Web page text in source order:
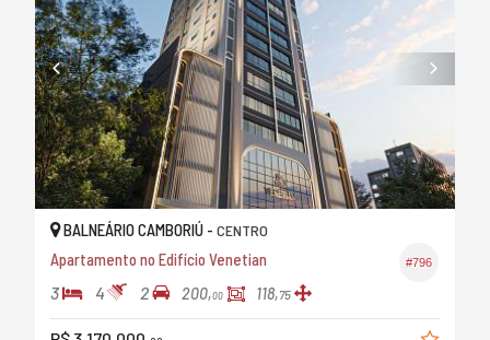
#796
BALNEÁRIO CAMBORIÚ - CENTRO
Apartamento no Edifício Venetian
3 4 2 200,00 118,75